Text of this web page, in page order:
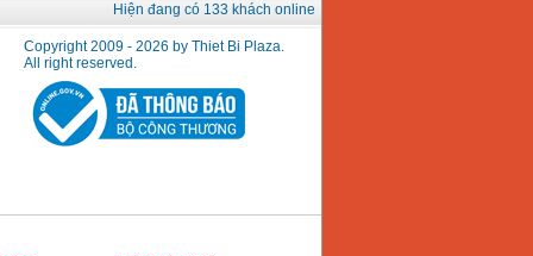
Hiện đang có 133 khách online
Copyright 2009 - 2026 by Thiet Bi Plaza.
All right reserved.